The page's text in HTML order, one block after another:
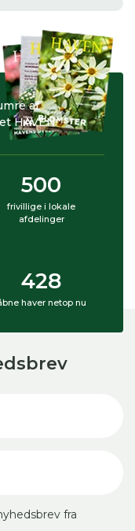
HAVEN
500
frivillige i lokale
afdelinger
428
haver netop nu
fra